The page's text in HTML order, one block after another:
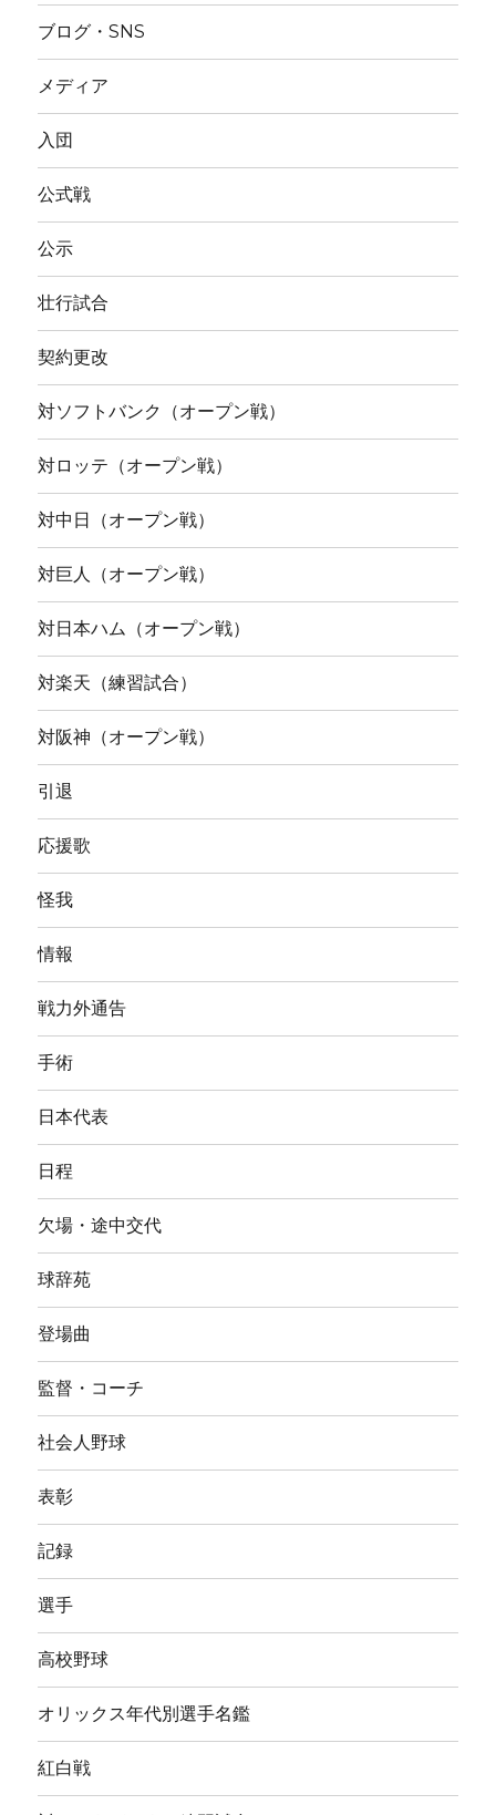
ブログ・SNS
メディア
入団
公式戦
公示
壮行試合
契約更改
対ソフトバンク（オープン戦）
対ロッテ（オープン戦）
対中日（オープン戦）
対巨人（オープン戦）
対日本ハム（オープン戦）
対楽天（練習試合）
対阪神（オープン戦）
引退
応援歌
怪我
情報
戦力外通告
手術
日本代表
日程
欠場・途中交代
球辞苑
登場曲
監督・コーチ
社会人野球
表彰
記録
選手
高校野球
オリックス年代別選手名鑑
紅白戦